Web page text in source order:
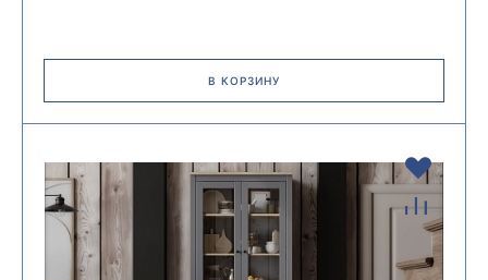
В КОРЗИНУ